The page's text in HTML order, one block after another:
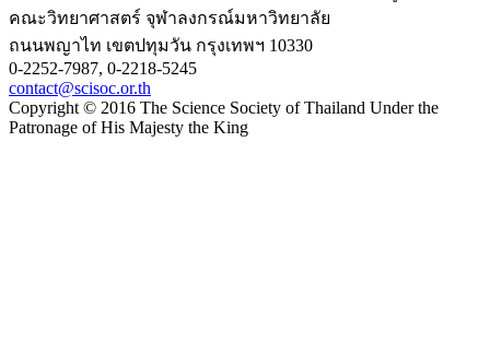
คณะวิทยาศาสตร์ จุฬาลงกรณ์มหาวิทยาลัย
ถนนพญาไท เขตปทุมวัน กรุงเทพฯ 10330
0-2252-7987, 0-2218-5245
contact@scisoc.or.th
Copyright © 2016 The Science Society of Thailand Under the
Patronage of His Majesty the King